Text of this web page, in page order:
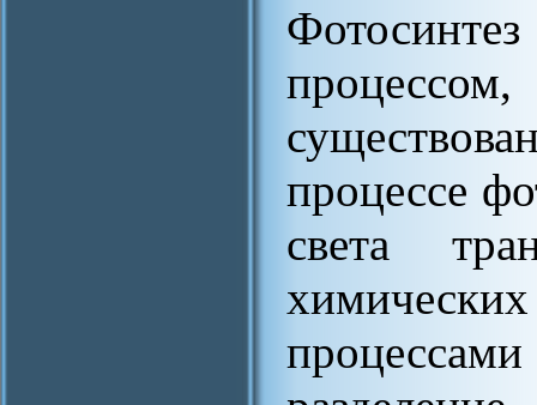
процессе
света